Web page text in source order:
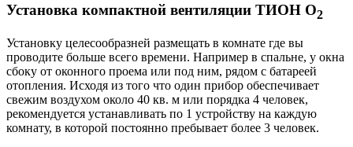
Установка компактной вентиляции ТИОН О2
Установку целесообразней размещать в комнате где вы
проводите больше всего времени. Например в спальне, у окна
сбоку от оконного проема или под ним, рядом с батареей
отопления. Исходя из того что один прибор обеспечивает
свежим воздухом около 40 кв. м или порядка 4 человек,
рекомендуется устанавливать по 1 устройству на каждую
комнату, в которой постоянно пребывает более 3 человек.